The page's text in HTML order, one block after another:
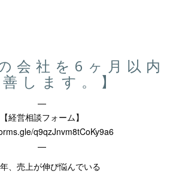
会社を6ヶ月以内
します。】
—
【経営相談フォーム】
q9qzJnvm8tCoKy9a6
—
年、売上が伸び悩んでいる